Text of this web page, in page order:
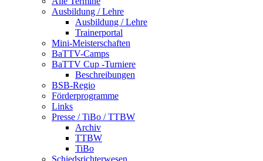
Ausbildung / Lehre
Ausbildung / Lehre
Trainerportal
Mini-Meisterschaften
BaTTV-Camps
BaTTV Cup -Turniere
Beschreibungen
BSB-Regio
Förderprogramme
Links
Presse / TiBo / TTBW
Archiv
TTBW
TiBo
Schiedsrichterwesen